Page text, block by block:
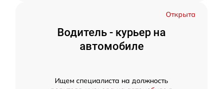
Открыта
Водитель - курьер на
автомобиле
Ищем специалиста на должность